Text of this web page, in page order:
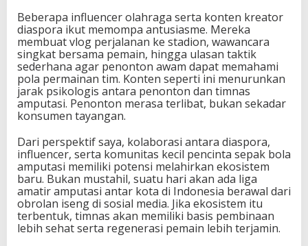
Beberapa influencer olahraga serta konten kreator
diaspora ikut memompa antusiasme. Mereka
membuat vlog perjalanan ke stadion, wawancara
singkat bersama pemain, hingga ulasan taktik
sederhana agar penonton awam dapat memahami
pola permainan tim. Konten seperti ini menurunkan
jarak psikologis antara penonton dan timnas
amputasi. Penonton merasa terlibat, bukan sekadar
konsumen tayangan.
Dari perspektif saya, kolaborasi antara diaspora,
influencer, serta komunitas kecil pencinta sepak bola
amputasi memiliki potensi melahirkan ekosistem
baru. Bukan mustahil, suatu hari akan ada liga
amatir amputasi antar kota di Indonesia berawal dari
obrolan iseng di sosial media. Jika ekosistem itu
terbentuk, timnas akan memiliki basis pembinaan
lebih sehat serta regenerasi pemain lebih terjamin.